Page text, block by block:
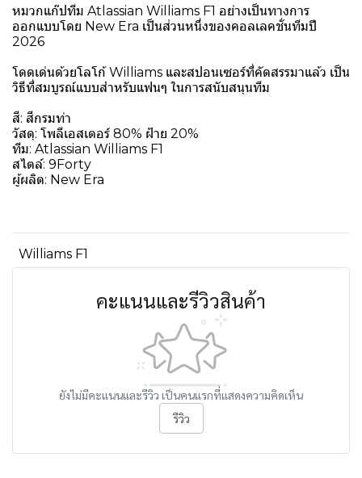
หมวกแก๊ปทีม Atlassian Williams F1 อย่างเป็นทางการ
ออกแบบโดย New Era เป็นส่วนหนึ่งของคอลเลคชั่นทีมปี
2026
โดดเด่นด้วยโลโก้ Williams และสปอนเซอร์ที่คัดสรรมาแล้ว เป็น
วิธีที่สมบูรณ์แบบสำหรับแฟนๆ ในการสนับสนุนทีม
สี: สีกรมท่า
วัสดุ: โพลีเอสเตอร์ 80% ฝ้าย 20%
ทีม: Atlassian Williams F1
สไตล์: 9Forty
ผู้ผลิต: New Era
Williams F1
คะแนนและรีวิวสินค้า
ยังไม่มีคะแนนและรีวิว เป็นคนแรกที่แสดงความคิดเห็น
รีวิว